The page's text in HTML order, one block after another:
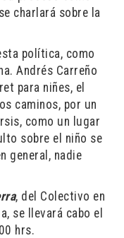
charlará sobre la
política, como
Andrés Carreño
para niñes, el
caminos, por un
como un lugar
sobre el niño se
general, nadie
, del Colectivo en
se llevará cabo el
hrs.